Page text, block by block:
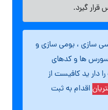
قرار گیرد.
سازی ، بومی سازی و
سورس ها و کدهای
دار ید کافیست از
اقدام به ثبت